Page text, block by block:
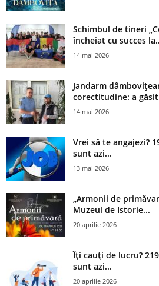
Schimbul de tineri
încheiat cu succes
14 mai 2026
Jandarm
corectitudine: a
14 mai 2026
Vrei să te angajezi?
sunt azi...
13 mai 2026
„Armonii de
Muzeul de Istorie...
20 aprilie 2026
Îți cauți de lucru?
sunt azi...
20 aprilie 2026